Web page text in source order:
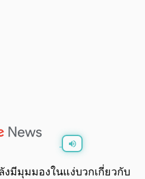
/
มีมุมมองในแง่บวกเกี่ยวกับ